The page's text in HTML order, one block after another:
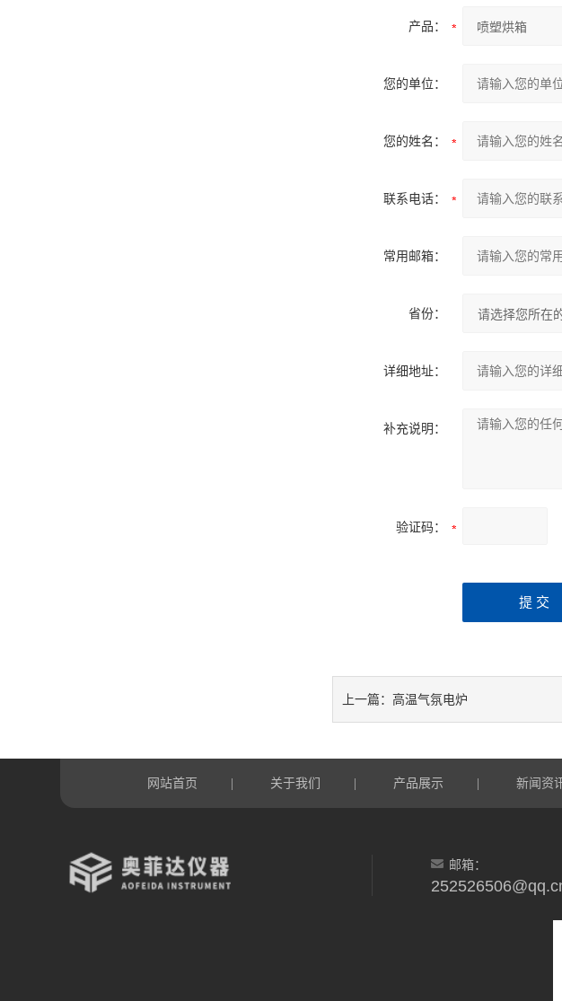
产品：
您的单位：
您的姓名：
联系电话：
常用邮箱：
省份：
详细地址：
补充说明：
验证码：
上一篇： 高温气氛电炉
网站首页 关于我们 产品展示 新闻资
邮箱：